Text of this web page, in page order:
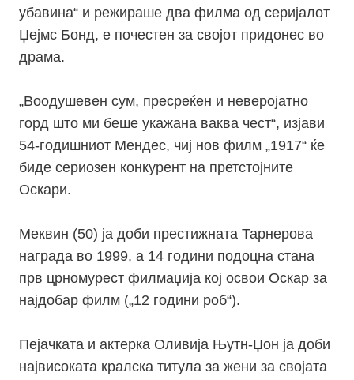
убавина“ и режираше два филма од серијалот
Џејмс Бонд, е почестен за својот придонес во
драма.
„Воодушевен сум, пресреќен и неверојатно
горд што ми беше укажана ваква чест“, изјави
54-годишниот Мендес, чиј нов филм „1917“ ќе
биде сериозен конкурент на претстојните
Оскари.
Меквин (50) ја доби престижната Тарнерова
награда во 1999, а 14 години подоцна стана
прв црномурест филмаџија кој освои Оскар за
најдобар филм („12 години роб“).
Пејачката и актерка Оливија Њутн-Џон ја доби
највисоката кралска титула за жени за својата